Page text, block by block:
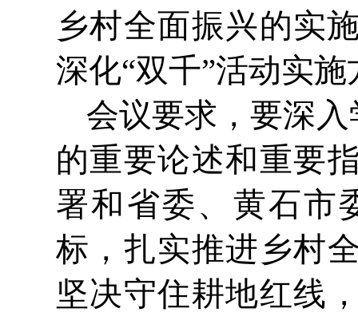
乡村全面振兴的实
深化“双千”活动实
会议要求，要深
的重要论述和重要
署和省委、黄石市
标，扎实推进乡村
坚决守住耕地红线